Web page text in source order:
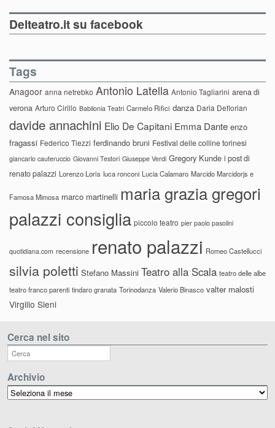
Delteatro.it su facebook
Tags
Anagoor anna netrebko Antonio Latella Antonio Tagliarini arena di
verona Arturo Cirillo Babilonia Teatri Carmelo Rifici danza Daria Deflorian
davide annachini Elio De Capitani Emma Dante enzo
fragassi Federico Tiezzi ferdinando bruni Festival delle colline torinesi
giancarlo cauteruccio Giovanni Testori Giuseppe Verdi Gregory Kunde i post di
renato palazzi Lorenzo Loris luca ronconi Lucia Calamaro Marcido Marcidorjs e
Famosa Mimosa marco martinelli maria grazia gregori
palazzi consiglia piccolo teatro pier paolo pasolini
quotidiana.com recensione renato palazzi Romeo Castellucci
silvia poletti Stefano Massini Teatro alla Scala teatro delle albe
teatro franco parenti tindaro granata Torinodanza Valerio Binasco valter malosti
Virgilio Sieni
Cerca nel sito
Archivio
Archivio